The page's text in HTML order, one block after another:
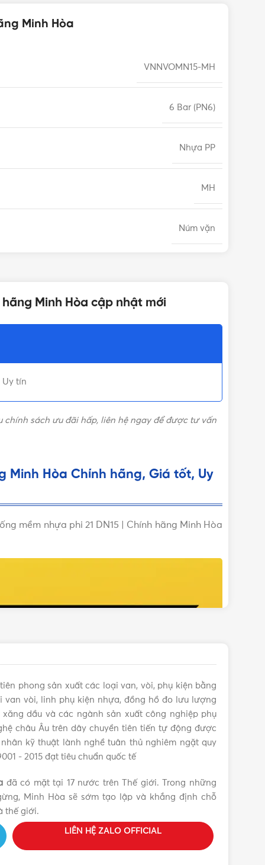
Minh Hòa
VNNVOMN15-MH
6 Bar (PN6)
Nhựa PP
MH
Núm vặn
10 cái/hộp, 80 cái/thùng
hãng Minh Hòa cập nhật mới
Uy tín
sách ưu đãi hấp, liên hệ ngay để được tư vấn
Minh Hòa Chính hãng, Giá tốt, Uy
mềm nhựa phi 21 DN15 | Chính hãng Minh Hòa
phong sản xuất các loại van, vòi, phụ kiện bằng
vòi, linh phụ kiện nhựa, đồng hồ đo lưu lượng
dầu và các ngành sản xuất công nghiệp phụ
châu Âu trên dây chuyền tiên tiến tự động được
kỹ thuật lành nghề tuân thủ nghiêm ngặt quy
- 2015 đạt tiêu chuẩn quốc tế
đã có mặt tại 17 nước trên Thế giới. Trong những
Minh Hòa sẽ sớm tạo lập và khắng định chỗ
thế giới.
LIÊN HỆ ZALO OFFICIAL